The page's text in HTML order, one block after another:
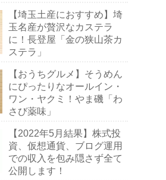
【埼玉土産におすすめ】埼
玉名産が贅沢なカステラ
に！長登屋「金の狭山茶カ
ステラ」
【おうちグルメ】そうめん
にぴったりなオールイン・
ワン・ヤクミ！やま磯「わ
さび薬味」
【2022年5月結果】株式投
資、仮想通貨、ブログ運用
での収入を包み隠さず全て
公開します！